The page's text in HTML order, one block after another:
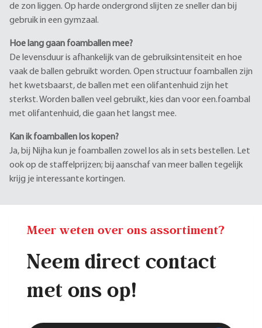
de zon liggen. Op harde ondergrond slijten ze sneller dan bij
gebruik in een gymzaal.
Hoe lang gaan foamballen mee?
De levensduur is afhankelijk van de gebruiksintensiteit en hoe
vaak de ballen gebruikt worden. Open structuur foamballen zijn
het kwetsbaarst, de ballen met een olifantenhuid zijn het
sterkst. Worden ballen veel gebruikt, kies dan voor een.foambal
met olifantenhuid, die gaan het langst mee.
Kan ik foamballen los kopen?
Ja, bij Nijha kun je foamballen zowel los als in sets bestellen. Let
ook op de staffelprijzen; bij aanschaf van meer ballen tegelijk
krijg je interessante kortingen.
Meer weten over ons assortiment?
Neem direct contact
met ons op!